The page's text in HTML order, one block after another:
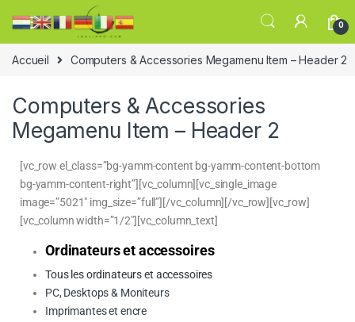
0
Accueil Computers & Accessories Megamenu Item – Header 2
Computers & Accessories
Megamenu Item – Header 2
[vc_row el_class=”bg-yamm-content bg-yamm-content-bottom
bg-yamm-content-right”][vc_column][vc_single_image
image=”5021″ img_size=”full”][/vc_column][/vc_row][vc_row]
[vc_column width=”1/2″][vc_column_text]
Ordinateurs et accessoires
Tous les ordinateurs et accessoires
PC, Desktops & Moniteurs
Imprimantes et encre